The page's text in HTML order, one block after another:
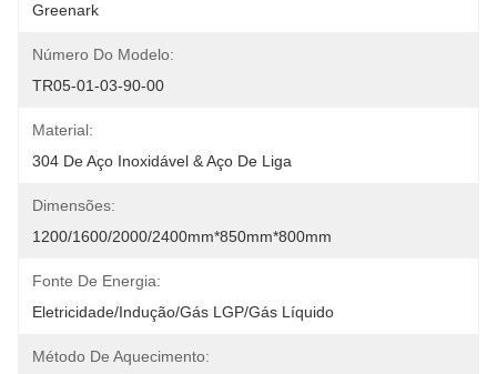
Greenark
Número Do Modelo:
TR05-01-03-90-00
Material:
304 De Aço Inoxidável & Aço De Liga
Dimensões:
1200/1600/2000/2400mm*850mm*800mm
Fonte De Energia:
Eletricidade/Indução/Gás LGP/Gás Líquido
Método De Aquecimento: